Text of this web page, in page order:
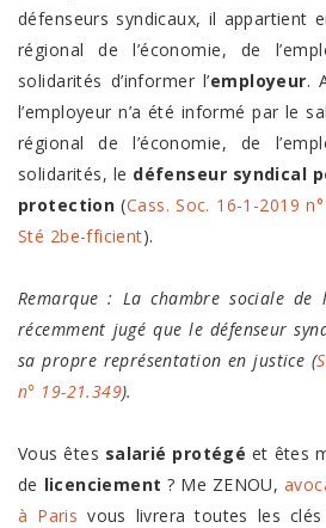
défenseurs syndicaux, il appartient
régional de l’économie, de
solidarités d’informer l’employeur.
l’employeur n’a été informé par le
régional de l’économie, de
solidarités, le défenseur syndical
protection (Cass. Soc. 16-1-2019
Sté 2be-fficient).
Remarque : La chambre sociale
récemment jugé que le défenseur
sa propre représentation en justice (
n° 19-21.349).
Vous êtes salarié protégé et êtes
de licenciement ? Me ZENOU,
à Paris vous livrera toutes les